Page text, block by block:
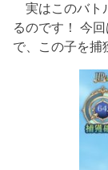
実はこのバト
るのです！ 今回
で、この子を捕